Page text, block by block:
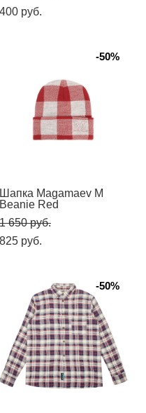
400 pуб.
-50%
Шапка Magamaev M
Beanie Red
1 650 pуб.
825 pуб.
-50%